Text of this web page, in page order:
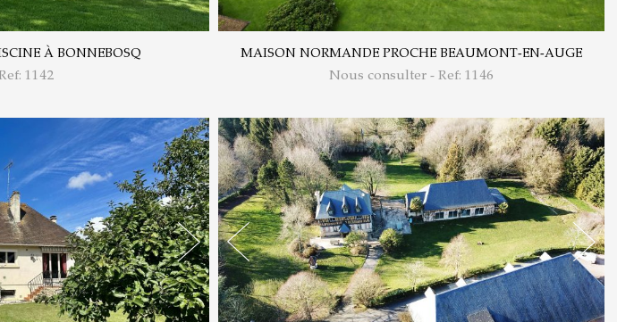
À BONNEBOSQ
1142
MAISON NORMANDE PROCHE BEAUMONT-EN-AUGE
Nous consulter - Ref: 1146